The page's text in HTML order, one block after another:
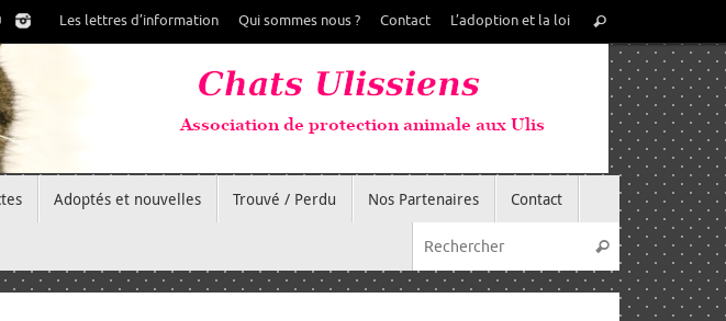
Les lettres d’information Qui sommes nous ? Contact L’adoption et la loi
pour
Rechercher
Adoptés et nouvelles Trouvé / Perdu Nos Partenaires
Contact
Recherche
Rechercher